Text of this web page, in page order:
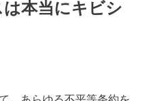
本当にキビシ